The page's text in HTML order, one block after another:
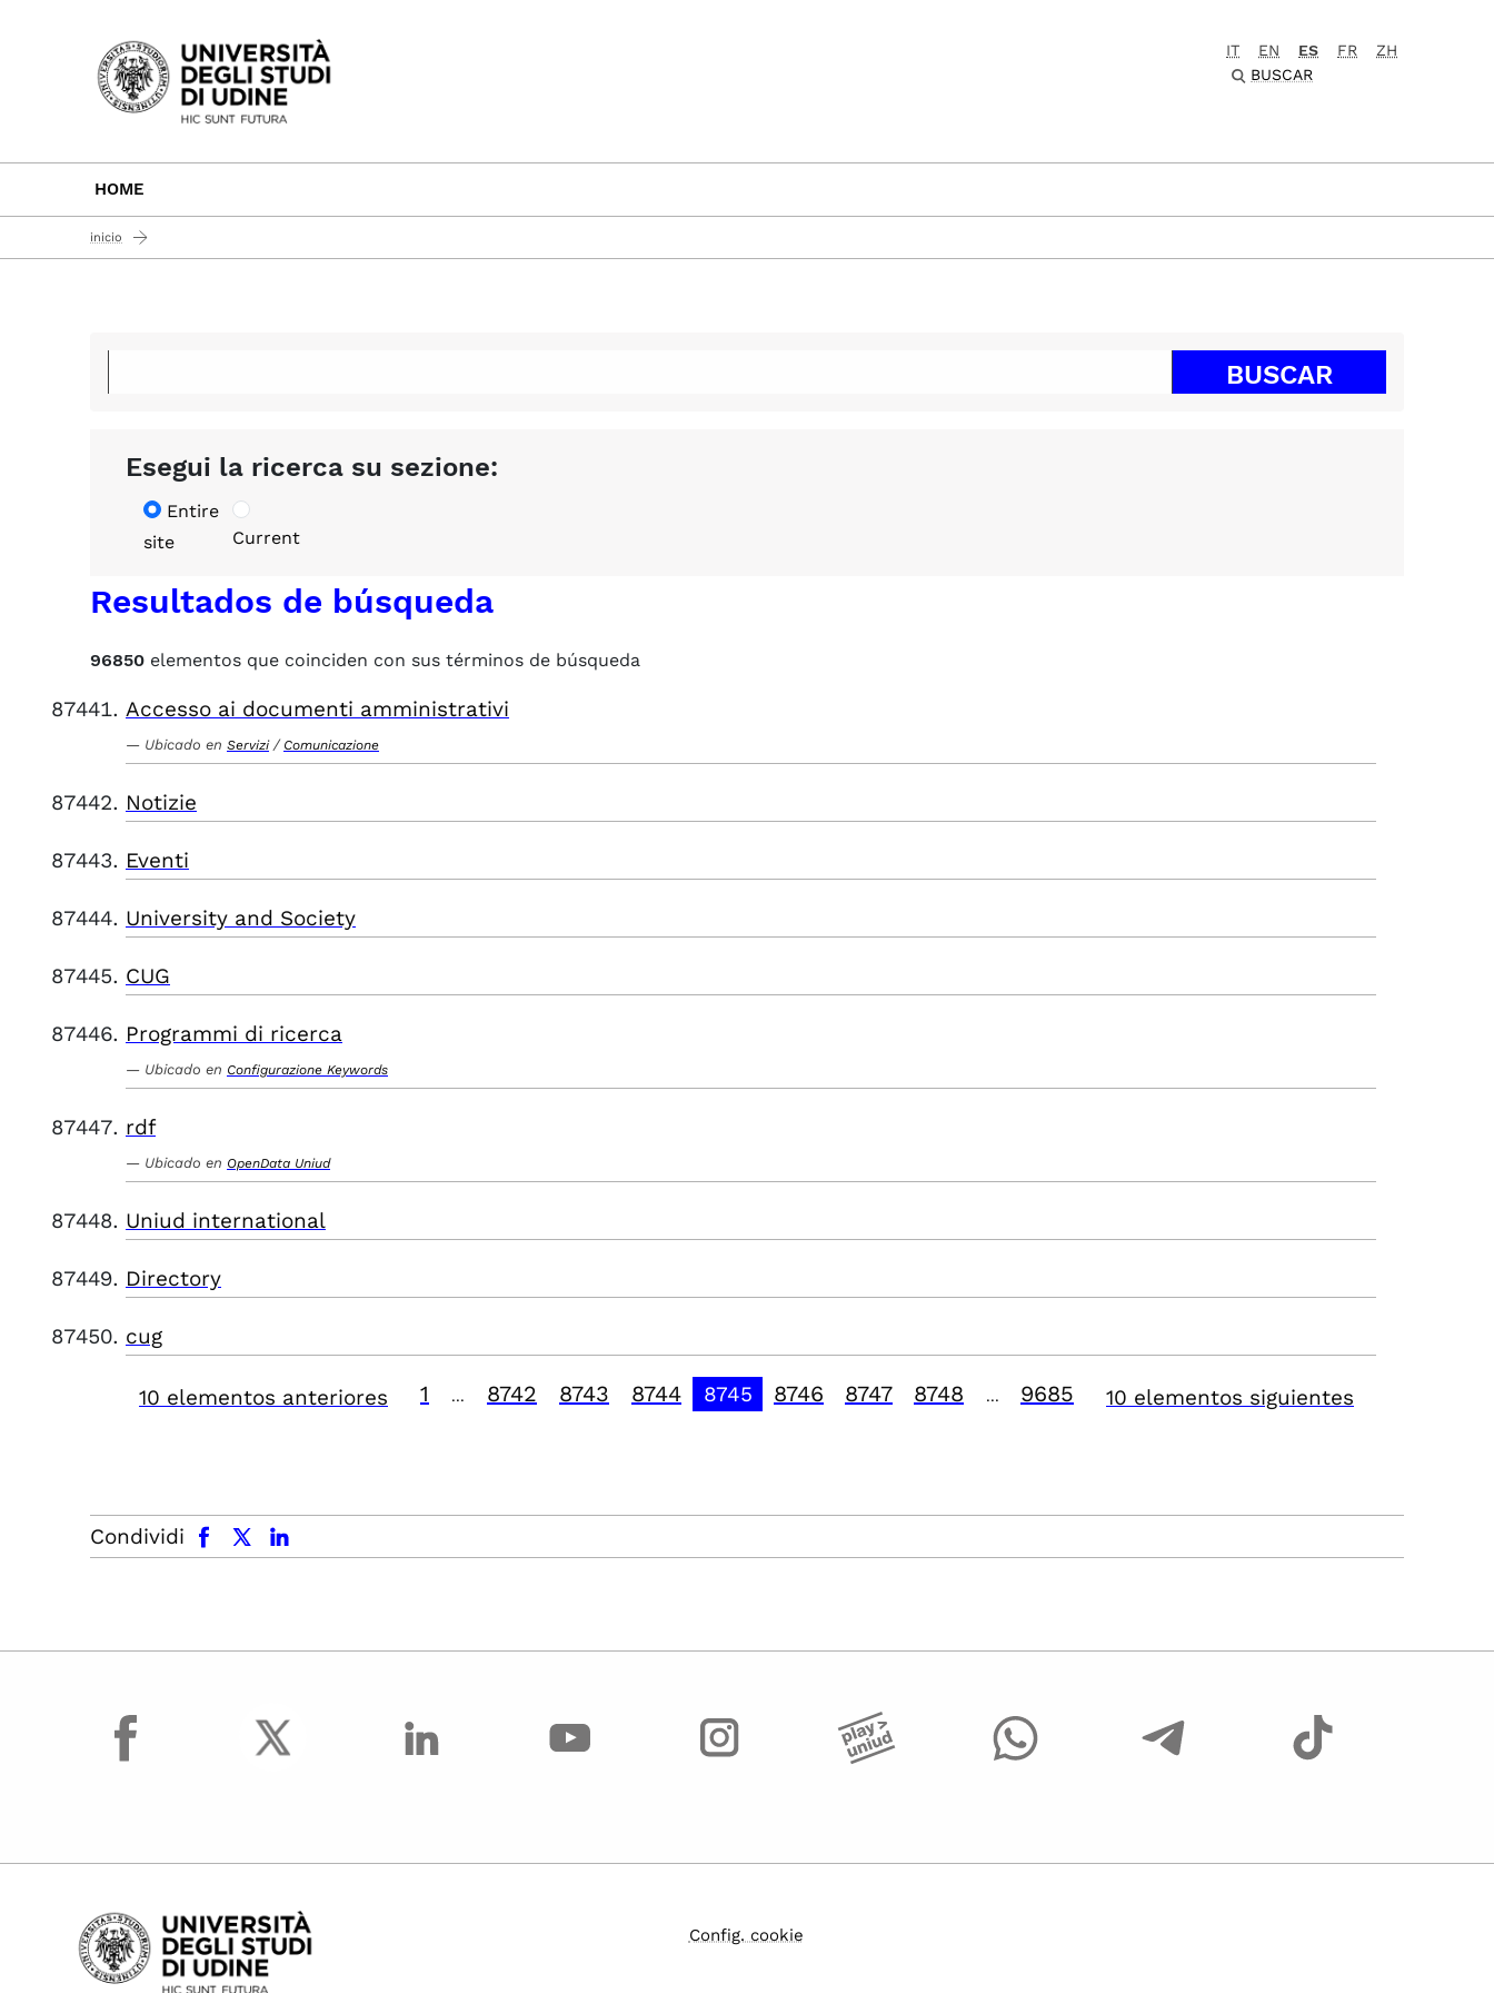
Passa al contenuto principale
IT EN ES FR
ZH
BUSCAR
HOME
inicio
Esegui la ricerca su sezione:
Entire
site
Current
Resultados de búsqueda
96850 elementos que coinciden con sus términos de búsqueda
Accesso ai documenti amministrativi
Ubicado en Servizi / Comunicazione
Notizie
Eventi
University and Society
CUG
Programmi di ricerca
Ubicado en Configurazione Keywords
rdf
Ubicado en OpenData Uniud
Uniud international
Directory
cug
10 elementos anteriores 1 8742 8743 8744 8745 8746 8747 8748 9685 10 elementos siguientes
Condividi
facebook x.com linkedin
facebook
Config. cookie